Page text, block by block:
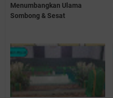
Menumbangkan Ulama
Sombong & Sesat